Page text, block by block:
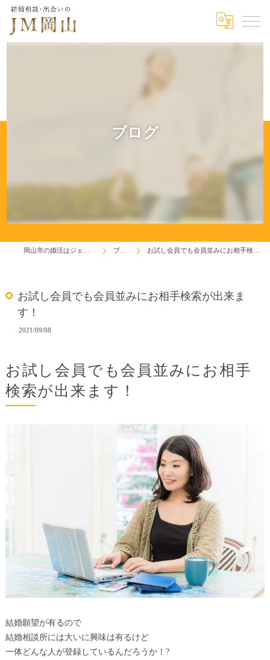
ブログ
ブログ お試し会員でも会員並みにお相手検索が出来ます！
お試し会員でも会員並みにお相手検索が出来ま
す！
2021/09/08
お試し会員でも会員並みにお相手
検索が出来ます！
結婚願望が有るので
結婚相談所には大いに興味は有るけど
一体どんな人が登録しているんだろうか！?